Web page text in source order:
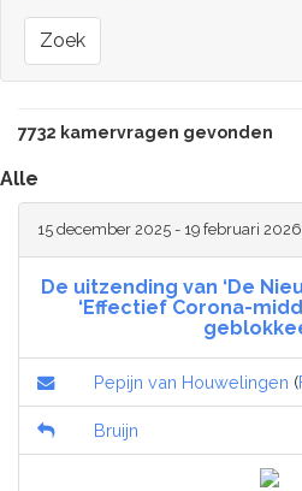
Zoek
7732 kamervragen gevonden
Alle
15 december 2025 - 19 februari 2026
De uitzending van ‘De
‘Effectief Corona-
Pepijn van Houwelingen (
Bruijn